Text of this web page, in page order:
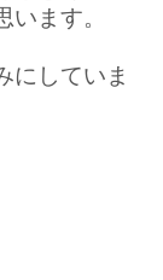
ます。
にしていま